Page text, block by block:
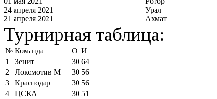
24 апреля 2021
Урал
21 апреля 2021
Ахмат
Турнирная таблица:
№ Команда О И
1
Зенит 30 64
2
Локомотив М 30 56
3
Краснодар 30 56
4
ЦСКА 30 51